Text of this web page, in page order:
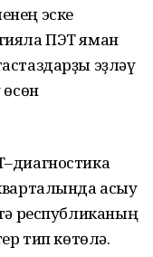
эске
ПЭТ яман
эҙләү
асыу
республиканың
тип көтөлә.